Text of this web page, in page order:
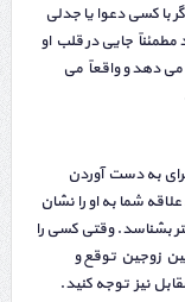
با کسی دعوا یا جدلی
مطمئناً جایی در قلب او
دهد و واقعاً می
به دست آوردن
شما به او را نشان
بشناسد. وقتی کسی را
زوجین توقع و
نیز توجه کنید.